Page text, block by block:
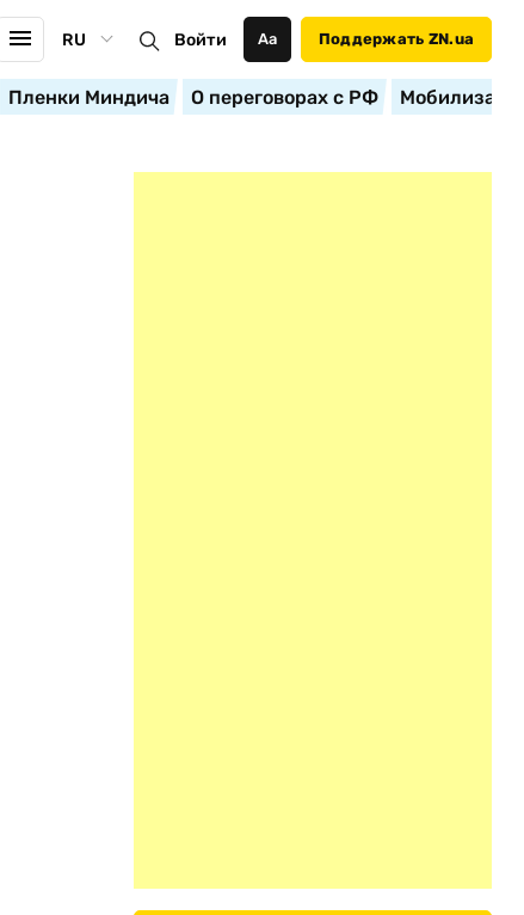
RU Войти Аа Поддержать ZN.ua
Пленки Миндича О переговорах с РФ